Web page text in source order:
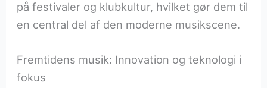
på festivaler og klubkultur, hvilket gør dem til
en central del af den moderne musikscene.
Fremtidens musik: Innovation og teknologi i
fokus